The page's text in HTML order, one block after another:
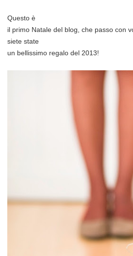
Questo è
il primo Natale del blog, che passo con
siete state
un bellissimo regalo del 2013!